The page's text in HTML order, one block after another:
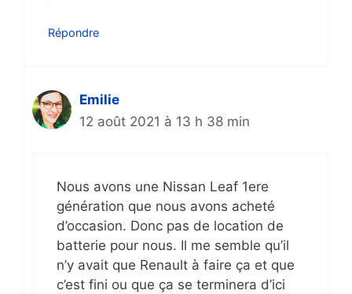
Répondre
Emilie
12 août 2021 à 13 h 38 min
Nous avons une Nissan Leaf 1ere
génération que nous avons acheté
d’occasion. Donc pas de location de
batterie pour nous. Il me semble qu’il
n’y avait que Renault à faire ça et que
c’est fini ou que ça se terminera d’ici